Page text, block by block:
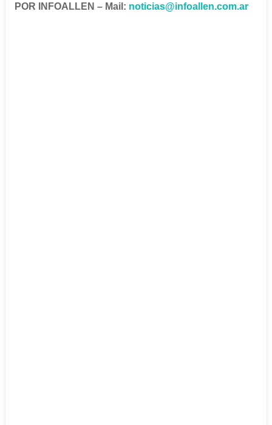
POR INFOALLEN – Mail: noticias@infoallen.com.ar